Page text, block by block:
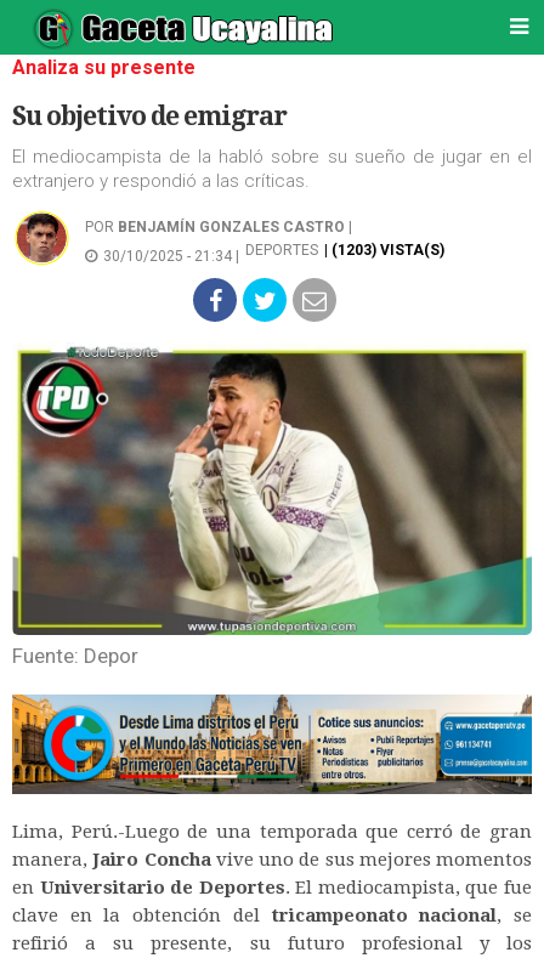
Analiza su presente
Su objetivo de emigrar
El mediocampista de la habló sobre su sueño de jugar en el
extranjero y respondió a las críticas.
POR BENJAMÍN GONZALES CASTRO
30/10/2025 - 21:34 |
DEPORTES | (1203) VISTA(S)
Fuente: Depor
Lima, Perú.-Luego de una temporada que cerró de gran
manera,Jairo Conchavive uno de sus mejores momentos
en Universitario de Deportes. El mediocampista, que fue
clave en la obtención del tricampeonato nacional, se
refirió a su presente, su futuro profesional y los